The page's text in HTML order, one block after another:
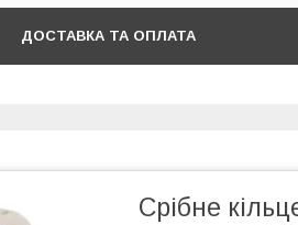
ДОСТАВКА ТА ОПЛАТА
Срібне